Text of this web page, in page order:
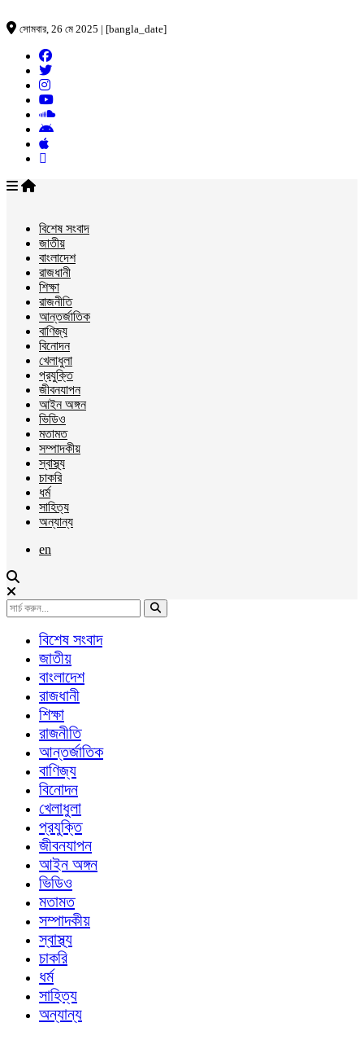
সোমবার, 26 মে 2025 | [bangla_date]
বিশেষ সংবাদ
জাতীয়
বাংলাদেশ
রাজধানী
শিক্ষা
রাজনীতি
আন্তর্জাতিক
বাণিজ্য
বিনোদন
খেলাধুলা
প্রযুক্তি
জীবনযাপন
আইন অঙ্গন
ভিডিও
মতামত
সম্পাদকীয়
স্বাস্থ্য
চাকরি
ধর্ম
সাহিত্য
অন্যান্য
en
বিশেষ সংবাদ
জাতীয়
বাংলাদেশ
রাজধানী
শিক্ষা
রাজনীতি
আন্তর্জাতিক
বাণিজ্য
বিনোদন
খেলাধুলা
প্রযুক্তি
জীবনযাপন
আইন অঙ্গন
ভিডিও
মতামত
সম্পাদকীয়
স্বাস্থ্য
চাকরি
ধর্ম
সাহিত্য
অন্যান্য